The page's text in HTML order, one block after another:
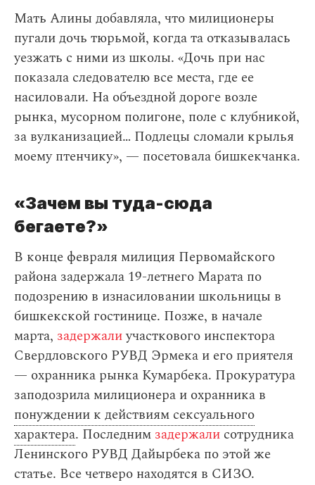
Мать Алины добавляла, что милиционеры
пугали дочь тюрьмой, когда та отказывалась
уезжать с ними из школы. «Дочь при нас
показала следователю все места, где ее
насиловали. На объездной дороге возле
рынка, мусорном полигоне, поле с клубникой,
за вулканизацией… Подлецы сломали крылья
моему птенчику», — посетовала бишкекчанка.
«Зачем вы туда-сюда
бегаете?»
В конце февраля милиция Первомайского
района задержала 19-летнего Марата по
подозрению в изнасиловании школьницы в
бишкекской гостинице. Позже, в начале
марта, задержалиучасткового инспектора
Свердловского РУВД Эрмека и его приятеля
— охранника рынка Кумарбека. Прокуратура
заподозрила милиционера и охранника в
понуждении к действиям сексуального
характера. Последним задержали сотрудника
Ленинского РУВД Дайырбека по этой же
статье. Все четверо находятся в СИЗО.